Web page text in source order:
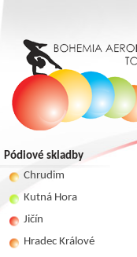
Pódiové skladby
Chrudim
Kutná Hora
Jičín
Hradec Králové